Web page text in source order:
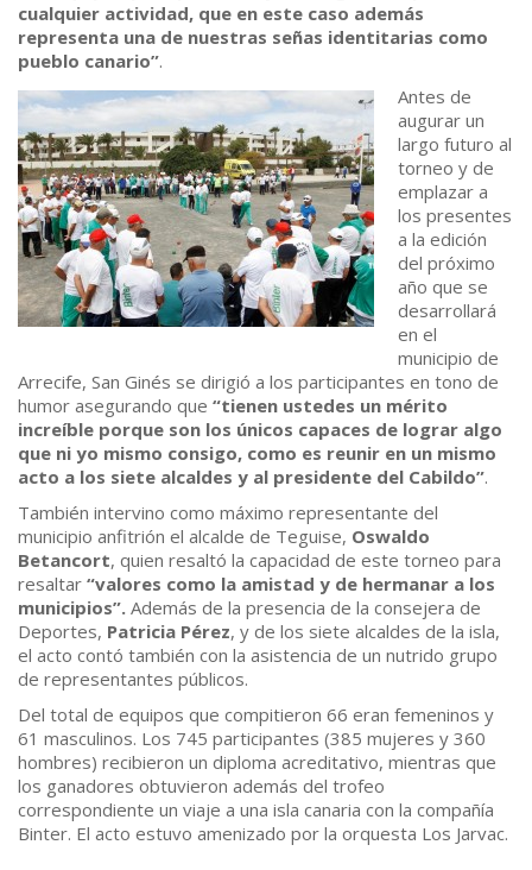
cualquier actividad, que en este caso además
representa una de nuestras señas identitarias como
pueblo canario”.
Antes de
augurar un
largo futuro al
torneo y de
emplazar a
los presentes
a la edición
del próximo
año que se
desarrollará
en el
municipio de
Arrecife, San Ginés se dirigió a los participantes en tono de
humor asegurando que “tienen ustedes un mérito
increíble porque son los únicos capaces de lograr algo
que ni yo mismo consigo, como es reunir en un mismo
acto a los siete alcaldes y al presidente del Cabildo”.
También intervino como máximo representante del
municipio anfitrión el alcalde de Teguise, Oswaldo
Betancort, quien resaltó la capacidad de este torneo para
resaltar “valores como la amistad y de hermanar a los
municipios”. Además de la presencia de la consejera de
Deportes, Patricia Pérez, y de los siete alcaldes de la isla,
el acto contó también con la asistencia de un nutrido grupo
de representantes públicos.
Del total de equipos que compitieron 66 eran femeninos y
61 masculinos. Los 745 participantes (385 mujeres y 360
hombres) recibieron un diploma acreditativo, mientras que
los ganadores obtuvieron además del trofeo
correspondiente un viaje a una isla canaria con la compañía
Binter. El acto estuvo amenizado por la orquesta Los Jarvac.